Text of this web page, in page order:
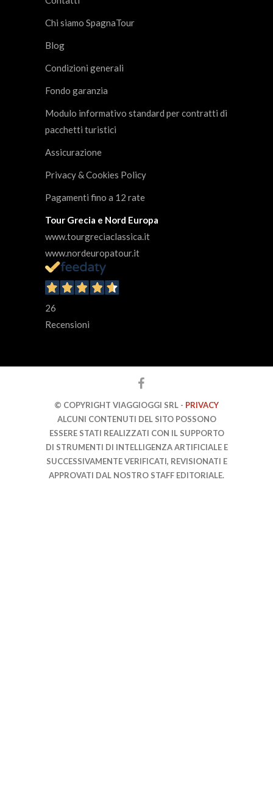
Chi siamo SpagnaTour
Blog
Condizioni generali
Fondo garanzia
Modulo informativo standard per contratti di
pacchetti turistici
Assicurazione
Privacy & Cookies Policy
Pagamenti fino a 12 rate
Tour Grecia e Nord Europa
www.tourgreciaclassica.it
www.nordeuropatour.it
26
Recensioni
© COPYRIGHT VIAGGIOGGI SRL - PRIVACY
ALCUNI CONTENUTI DEL SITO POSSONO
ESSERE STATI REALIZZATI CON IL SUPPORTO
DI STRUMENTI DI INTELLIGENZA ARTIFICIALE E
SUCCESSIVAMENTE VERIFICATI, REVISIONATI E
APPROVATI DAL NOSTRO STAFF EDITORIALE.